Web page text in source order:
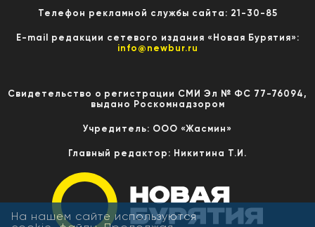
Телефон рекламной службы сайта: 21-30-85
E-mail редакции сетевого издания «Новая Бурятия»:
info@newbur.ru
Свидетельство о регистрации СМИ Эл № ФС 77-76094,
выдано Роскомнадзором
Учредитель: ООО «Жасмин»
Главный редактор: Никитина Т.И.
На нашем сайте используются